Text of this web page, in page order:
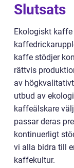
Slutsats
Ekologiskt
kaffe stödjer
rättvis
av
utbud av
kaffeälskare
passar deras
kontinuerligt
vi alla bidra till
kaffekultur.